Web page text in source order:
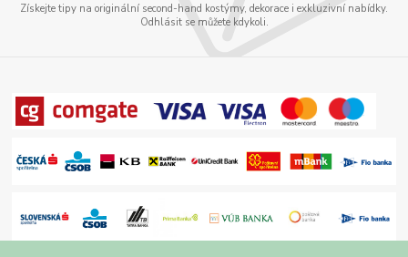
Získejte tipy na originální second-hand kostýmy, dekorace i exkluzivní nabídky.
Odhlásit se můžete kdykoli.